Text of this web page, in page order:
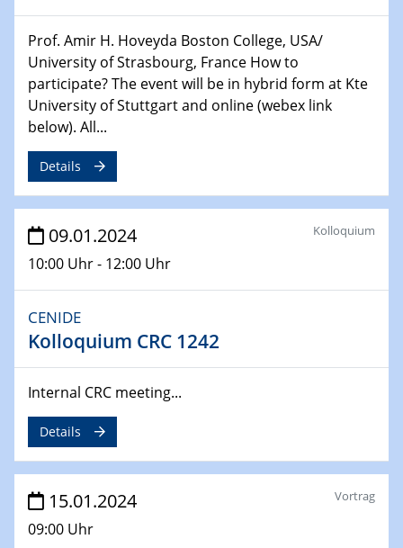
04.02.2024 - 05.02.2024
ZBT Wasserstofftage
Das Technikforum für Wirtschaft und Wissenschaft
07.02.2024
Horizont Europa: Ein Überblick“
13.02.2024
Electrocatalysis as a Major Enabling
Technology for Decarbonization
ZBT
14.02.2024
"Lhyfe - Produzent und Lieferant von
grünem und erneuerbarem Wasserstoff.
Praxisfall, Projekt Duisburg
14.02.2024 - 16.02.2024
SFB 247
01.03.2024
Podcast-Workshop
Online-Kick-Off
Prof. Amir H. Hoveyda Boston College, USA/
University of Strasbourg, France How to
participate? The event will be in hybrid form at Kte
University of Stuttgart and online (webex link
below). All...
Details
09.01.2024
10:00 Uhr - 12:00 Uhr
Kolloquium
CENIDE
Kolloquium CRC 1242
Internal CRC meeting...
Details
15.01.2024
09:00 Uhr
Vortrag